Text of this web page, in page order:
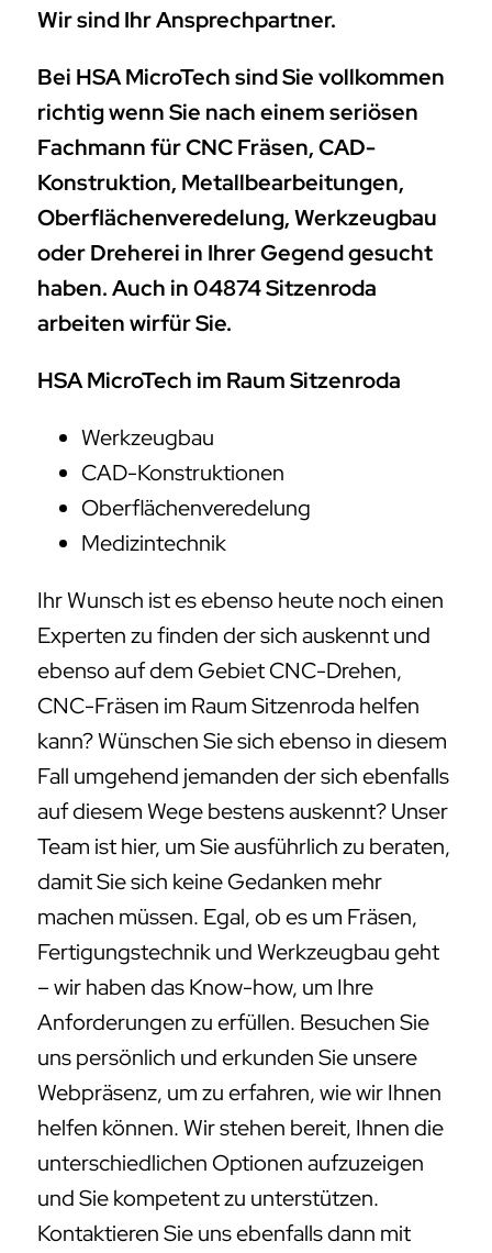
Wir sind Ihr Ansprechpartner.
Bei HSA MicroTech sind Sie vollkommen
richtig wenn Sie nach einem seriösen
Fachmann für CNC Fräsen, CAD-
Konstruktion, Metallbearbeitungen,
Oberflächenveredelung, Werkzeugbau
oder Dreherei in Ihrer Gegend gesucht
haben. Auch in 04874 Sitzenroda
arbeiten wirfür Sie.
HSA MicroTech im Raum Sitzenroda
Werkzeugbau
CAD-Konstruktionen
Oberflächenveredelung
Medizintechnik
Ihr Wunsch ist es ebenso heute noch einen
Experten zu finden der sich auskennt und
ebenso auf dem Gebiet CNC-Drehen,
CNC-Fräsen im Raum Sitzenroda helfen
kann? Wünschen Sie sich ebenso in diesem
Fall umgehend jemanden der sich ebenfalls
auf diesem Wege bestens auskennt? Unser
Team ist hier, um Sie ausführlich zu beraten,
damit Sie sich keine Gedanken mehr
machen müssen. Egal, ob es um Fräsen,
Fertigungstechnik und Werkzeugbau geht
– wir haben das Know-how, um Ihre
Anforderungen zu erfüllen. Besuchen Sie
uns persönlich und erkunden Sie unsere
Webpräsenz, um zu erfahren, wie wir Ihnen
helfen können. Wir stehen bereit, Ihnen die
unterschiedlichen Optionen aufzuzeigen
und Sie kompetent zu unterstützen.
Kontaktieren Sie uns ebenfalls dann mit